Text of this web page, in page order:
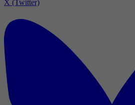
X (Twitter)